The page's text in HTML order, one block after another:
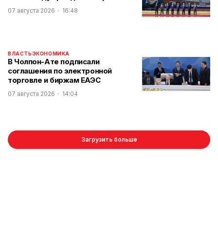
07 августа 2026 16:48
ВЛАСТЬЭКОНОМИКА
В Чолпон-Ате подписали
соглашения по электронной
торговле и биржам ЕАЭС
07 августа 2026 14:04
Загрузить больше